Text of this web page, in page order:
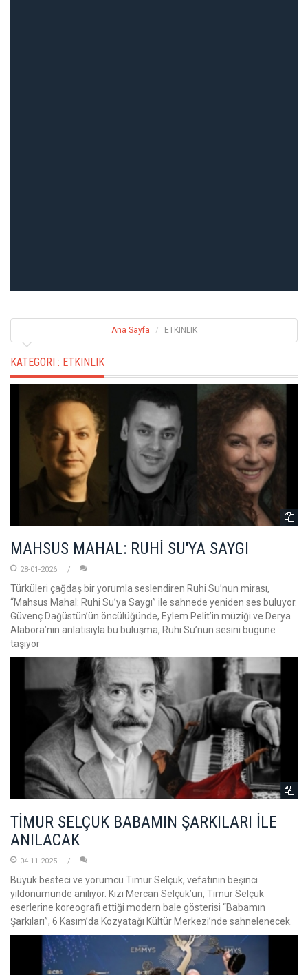
Ana Sayfa ETKINLIK
KATEGORI : ETKINLIK
MAHSUS MAHAL: RUHİ SU'YA SAYGI
28-01-2026
Türküleri çağdaş bir yorumla seslendiren Ruhi Su’nun mirası,
“Mahsus Mahal: Ruhi Su’ya Saygı” ile sahnede yeniden ses buluyor.
Güvenç Dağüstün’ün öncülüğünde, Eylem Pelit’in müziği ve Derya
Alabora’nın anlatısıyla bu buluşma, Ruhi Su’nun sesini bugüne
taşıyor
TİMUR SELÇUK BABAMIN ŞARKILARI İLE
ANILACAK
04-11-2025
Büyük besteci ve yorumcu Timur Selçuk, vefatının beşinci
yıldönümünde anılıyor. Kızı Mercan Selçuk’un, Timur Selçuk
eserlerine koreografi ettiği modern bale gösterisi “Babamın
Şarkıları”, 6 Kasım’da Kozyatağı Kültür Merkezi’nde sahnelenecek.